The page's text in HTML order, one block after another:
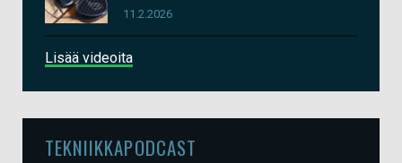
11.2.2026
Lisää videoita
TEKNIIKKAPODCAST